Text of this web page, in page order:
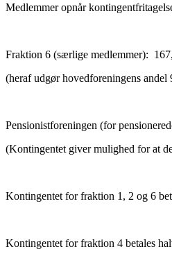
Medlemmer opnår
Fraktion 6 (særlige medlemmer):
(heraf udgør hovedforeningens
Pensionistforeningen (for
(Kontingentet giver mulighed for at
Kontingentet for fraktion 1, 2 og 6
Kontingentet for fraktion 4 betales